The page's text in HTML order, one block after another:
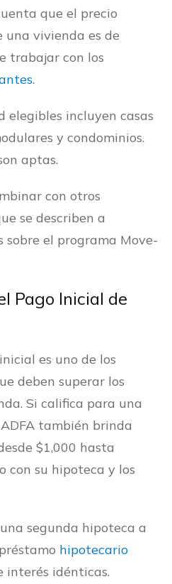
que el precio
una vivienda es de
trabajar con los
.
elegibles incluyen casas
y condominios.
aptas.
con otros
se describen a
sobre el programa Move-
Pago Inicial de
es uno de los
deben superar los
Si califica para una
también brinda
$1,000 hasta
con su hipoteca y los
segunda hipoteca a
hipotecario
interés idénticas.